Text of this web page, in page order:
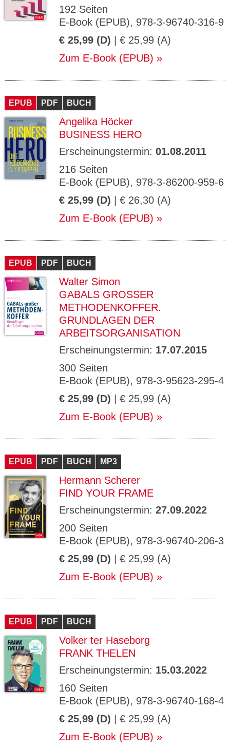
192 Seiten
E-Book (EPUB), 978-3-96740-316-9
€ 25,99 (D) | € 25,99 (A)
Zum E-Book (EPUB)
EPUB PDF BUCH
Angelika Höcker
BUSINESS HERO
Erscheinungstermin: 01.08.2011
216 Seiten
E-Book (EPUB), 978-3-86200-959-6
€ 25,99 (D) | € 26,30 (A)
Zum E-Book (EPUB)
EPUB PDF BUCH
Walter Simon
GABALS GROSSER M
ETHODENKOFFER. G
RUNDLAGEN DER A
RBEITSORGANISATION
Erscheinungstermin: 17.07.2015
300 Seiten
E-Book (EPUB), 978-3-95623-295-4
€ 25,99 (D) | € 25,99 (A)
Zum E-Book (EPUB)
EPUB PDF BUCH MP3
Hermann Scherer
FIND YOUR FRAME
Erscheinungstermin: 27.09.2022
200 Seiten
E-Book (EPUB), 978-3-96740-206-3
€ 25,99 (D) | € 25,99 (A)
Zum E-Book (EPUB)
EPUB PDF BUCH
Volker ter Haseborg
FRANK THELEN
Erscheinungstermin: 15.03.2022
160 Seiten
E-Book (EPUB), 978-3-96740-168-4
€ 25,99 (D) | € 25,99 (A)
Zum E-Book (EPUB)